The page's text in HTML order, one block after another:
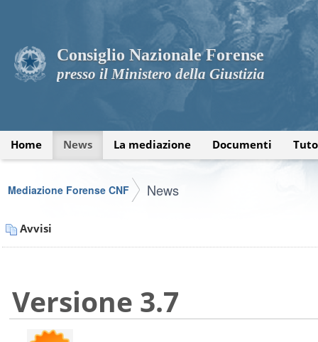
Consiglio Nazionale Forense
presso il Ministero della Giustizia
Home News La mediazione Documenti
Mediazione Forense CNF News
Avvisi
Versione 3.7